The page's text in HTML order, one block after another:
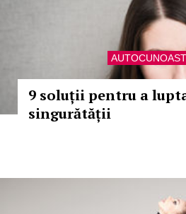
9 soluții pentru a
singurătății